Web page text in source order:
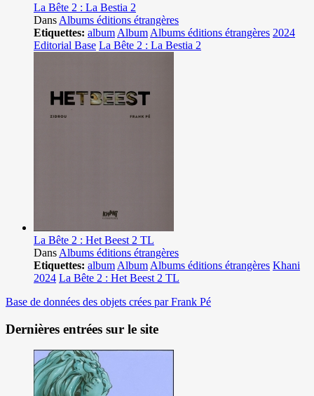
La Bête 2 : La Bestia 2
Dans Albums éditions étrangères
Etiquettes: album Album Albums éditions étrangères 2024
Editorial Base La Bête 2 : La Bestia 2
La Bête 2 : Het Beest 2 TL
Dans Albums éditions étrangères
Etiquettes: album Album Albums éditions étrangères Khani
2024 La Bête 2 : Het Beest 2 TL
Base de données des objets crées par Frank Pé
Dernières entrées sur le site